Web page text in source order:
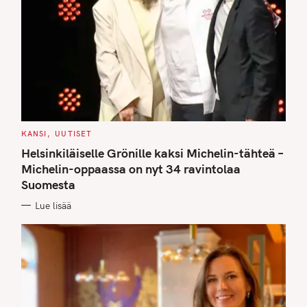
C
T
E
G
O
R
I
S
KANSI UUTISET
Helsinkiläiselle Grönille kaksi Michelin-tähteä –
Michelin-oppaassa on nyt 34 ravintolaa
Suomesta
Lue lisää